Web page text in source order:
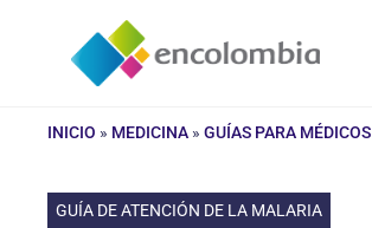
contenido
INICIO » MEDICINA » GUÍAS PARA MÉDICOS
GUÍA DE ATENCIÓN DE LA MALARIA